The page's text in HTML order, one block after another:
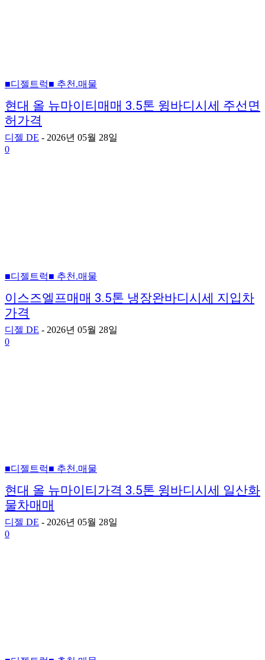
■디젤트럭■ 추천.매물
현대 올 뉴마이티매매 3.5톤 윙바디시세 주선면
허가격
디젤 DE - 2026년 05월 28일
0
■디젤트럭■ 추천.매물
이스즈엘프매매 3.5톤 냉장완바디시세 지입차
가격
디젤 DE - 2026년 05월 28일
0
■디젤트럭■ 추천.매물
현대 올 뉴마이티가격 3.5톤 윙바디시세 일산화
물차매매
디젤 DE - 2026년 05월 28일
0